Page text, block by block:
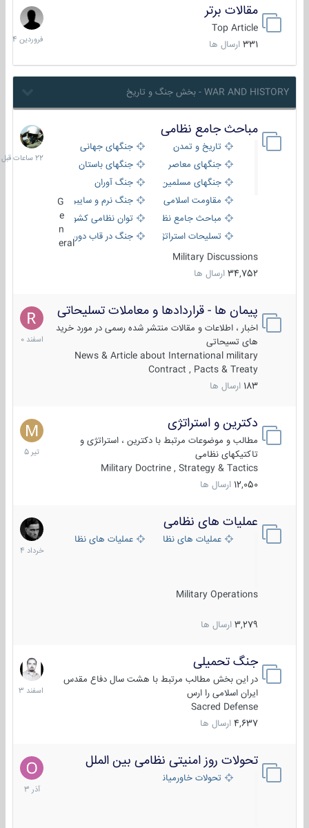
مقالات برتر
Top Article
331 ارسال ها
29
فروردین
1404
WAR AND HISTORY - بخش جنگ و تاریخ
مباحث جامع نظامی
تاریخ و تمدن
جنگهای جهانی
جنگهای معاصر
جنگهای باستان
جنگهای مسلمین
جنگ آوران
مقاومت اسلامی
جنگ نرم و سایبری
مباحث جامع نظامی
توان نظامی کشورها
تسلیحات استراتژیک
جنگ در قاب دوربین
eral
Military Discussions
34,752 ارسال ها
22
ساعات
قبل
پیمان ها - قراردادها و معاملات تسلیحاتی
اخبار ، اطلاعات و مقالات منتشر شده رسمی در مورد خرید
های تسیحاتی
News & Article about International military
Contract , Pacts & Treaty
183 ارسال ها
7
اسفند
1400
دکترین و استراتژی
مطالب و موضوعات مرتبط با دکترین ، استراتژی و
تاکتیکهای نظامی
Military Doctrine , Strategy & Tactics
12,050 ارسال ها
27
تیر
1405
عملیات های نظامی
عملیات های نظامی ایرانعملیات های نظامی خارجی
Military Operations
3,279 ارسال ها
5
خرداد
1404
جنگ تحمیلی
در این بخش مطالب مرتبط با هشت سال دفاع مقدس
ایران اسلامی را ارس
Sacred Defense
4,637 ارسال ها
20
اسفند
1403
تحولات روز امنیتی نظامی بین الملل
تحولات خاورمیانه
21
آذر
1403